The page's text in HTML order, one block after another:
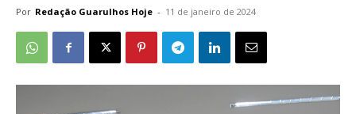
Por Redação Guarulhos Hoje - 11 de janeiro de 2024